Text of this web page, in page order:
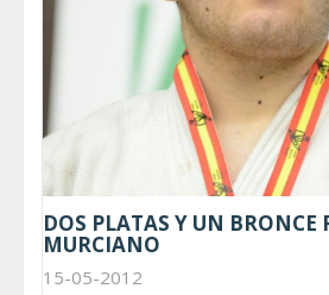
DOS PLATAS Y UN BRONCE
MURCIANO
15-05-2012